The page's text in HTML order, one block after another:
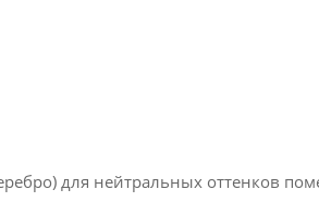
для нейтральных оттенков